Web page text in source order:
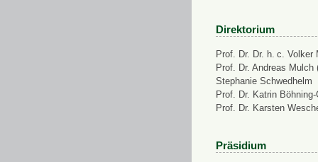
Direktorium
Prof. Dr. Dr. h. c. Volker
Prof. Dr. Andreas
Stephanie Schwedhelm
Prof. Dr. Katrin
Prof. Dr. Karsten
Präsidium